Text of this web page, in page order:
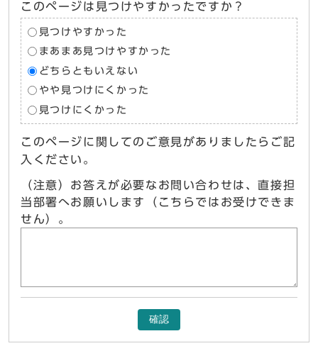
このページは見つけやすかったですか？
見つけやすかった
まあまあ見つけやすかった
どちらともいえない
やや見つけにくかった
見つけにくかった
このページに関してのご意見がありましたらご記
入ください。
（注意）お答えが必要なお問い合わせは、直接担
当部署へお願いします（こちらではお受けできま
せん）。
確認